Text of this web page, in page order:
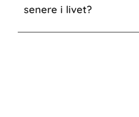
senere i livet?